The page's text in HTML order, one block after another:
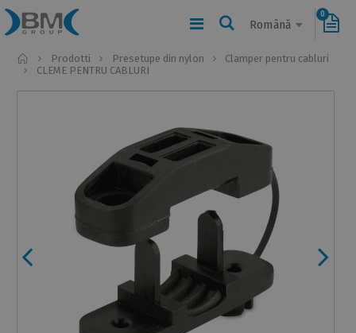
Română
0
Home
Prodotti Presetupe din nylon
Clamper pentru cabluri
CLEME PENTRU CABLURI